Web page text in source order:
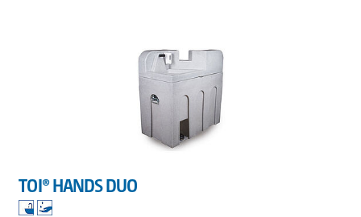
TOI® HANDS DUO